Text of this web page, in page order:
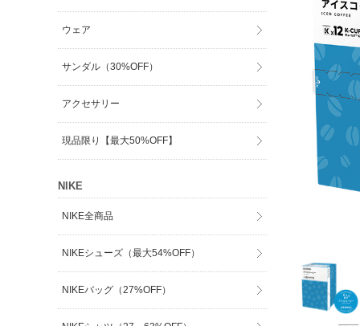
ウェア
サンダル（30%OFF）
アクセサリー
現品限り【最大50%OFF】
NIKE
NIKE全商品
NIKEシューズ（最大54%OFF）
NIKEバッグ（27%OFF）